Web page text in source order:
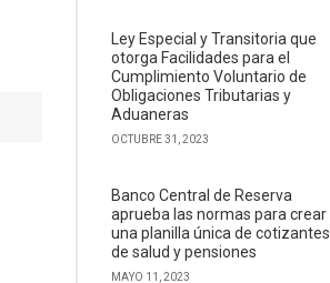
Ley Especial y Transitoria que
otorga Facilidades para el
Cumplimiento Voluntario de
Obligaciones Tributarias y
Aduaneras
OCTUBRE 31, 2023
Banco Central de Reserva
aprueba las normas para crear
una planilla única de cotizantes
de salud y pensiones
MAYO 11, 2023